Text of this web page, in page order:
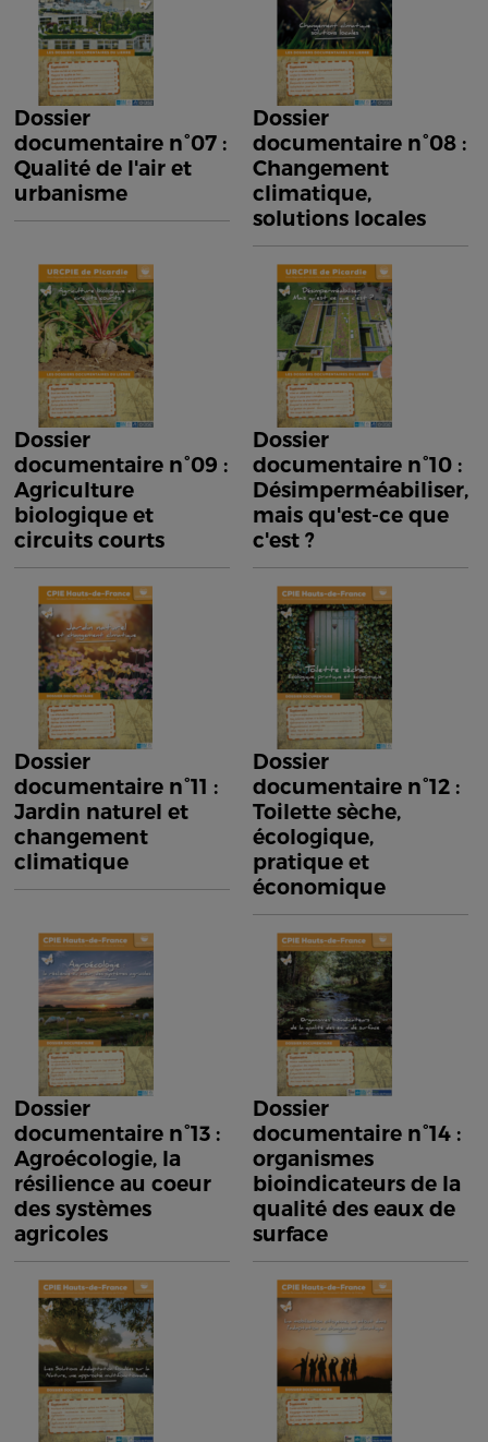
Dossier
documentaire n°07 :
Qualité de l'air et
urbanisme
Dossier
documentaire n°08 :
Changement
climatique,
solutions locales
Dossier
documentaire n°09 :
Agriculture
biologique et
circuits courts
Dossier
documentaire n°10 :
Désimperméabiliser,
mais qu'est-ce que
c'est ?
Dossier
documentaire n°11 :
Jardin naturel et
changement
climatique
Dossier
documentaire n°12 :
Toilette sèche,
écologique,
pratique et
économique
Dossier
documentaire n°13 :
Agroécologie, la
résilience au coeur
des systèmes
agricoles
Dossier
documentaire n°14 :
organismes
bioindicateurs de la
qualité des eaux de
surface